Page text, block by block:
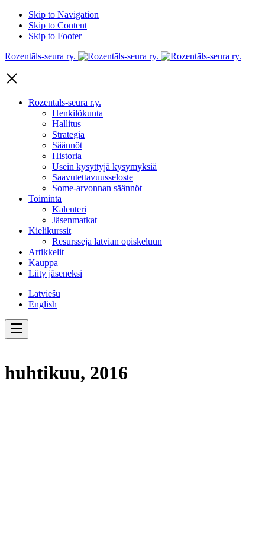
Skip to Navigation
Skip to Content
Skip to Footer
Rozentāls-seura ry.
Rozentāls-seura r.y.
Henkilökunta
Hallitus
Strategia
Säännöt
Historia
Usein kysyttyjä kysymyksiä
Saavutettavuusseloste
Some-arvonnan säännöt
Toiminta
Kalenteri
Jäsenmatkat
Kielikurssit
Resursseja latvian opiskeluun
Artikkelit
Kauppa
Liity jäseneksi
Latviešu
English
huhtikuu, 2016